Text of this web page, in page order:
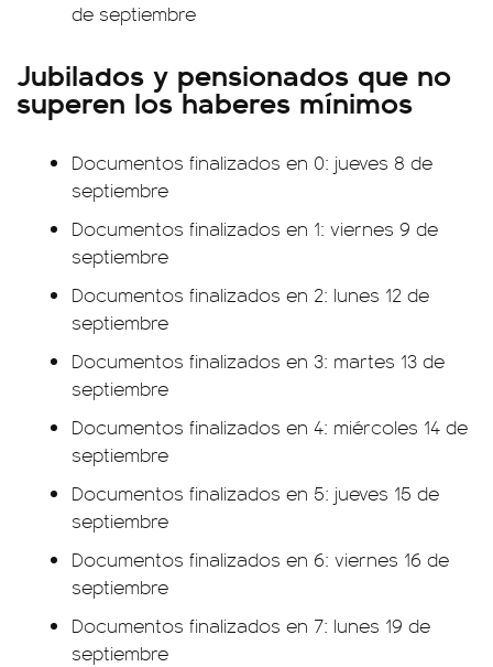
de septiembre
Jubilados y pensionados que no
superen los haberes mínimos
Documentos finalizados en 0: jueves 8 de
septiembre
Documentos finalizados en 1: viernes 9 de
septiembre
Documentos finalizados en 2: lunes 12 de
septiembre
Documentos finalizados en 3: martes 13 de
septiembre
Documentos finalizados en 4: miércoles 14 de
septiembre
Documentos finalizados en 5: jueves 15 de
septiembre
Documentos finalizados en 6: viernes 16 de
septiembre
Documentos finalizados en 7: lunes 19 de
septiembre